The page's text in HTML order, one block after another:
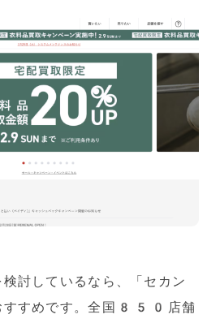
討しているなら、「セカン
すすめです。全国850店舗